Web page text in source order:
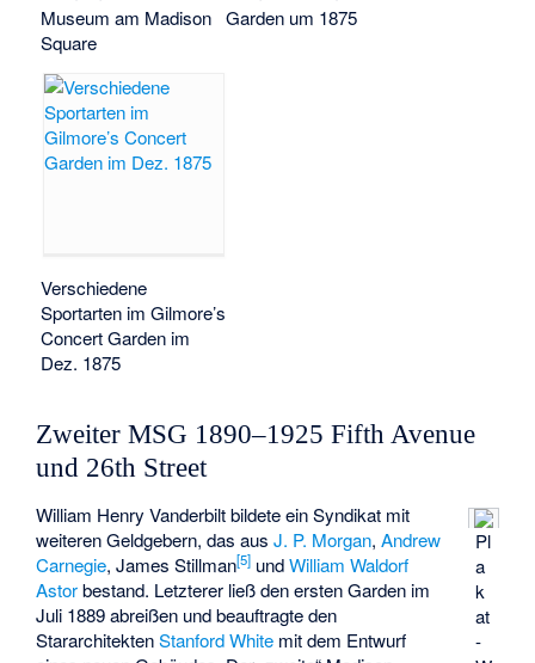
Museum am Madison
Square
Garden um 1875
Verschiedene
Sportarten im Gilmore’s
Concert Garden im
Dez. 1875
Zweiter MSG 1890–1925 Fifth Avenue
und 26th Street
Pl
a
k
at
-
William Henry Vanderbilt bildete ein Syndikat mit
weiteren Geldgebern, das ausJ. P. Morgan,Andrew
Carnegie,James Stillman[5] undWilliam Waldorf
Astorbestand. Letzterer ließ den ersten Garden im
Juli 1889 abreißen und beauftragte den
StararchitektenStanford White mit dem Entwurf